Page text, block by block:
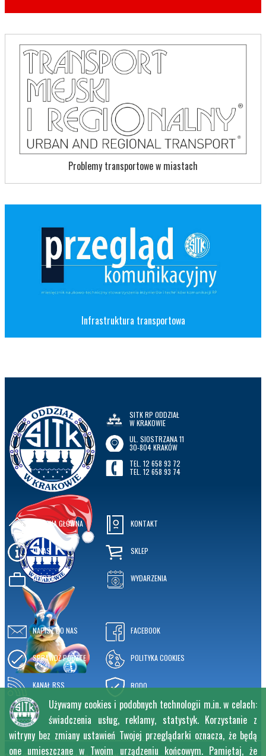
Problemy transportowe w miastach
Infrastruktura transportowa
SITK RP ODDZIAŁ
W KRAKOWIE
UL. SIOSTRZANA 11
30-804 KRAKÓW
TEL. 12 658 93 72
TEL. 12 658 93 74
STRONA GŁÓWNA
O NAS
OFERTA
KONTAKT
SKLEP
WYDARZENIA
NAPISZ DO NAS
SPRAWDŹ POCZTĘ
KANAŁ RSS
FACEBOOK
POLITYKA COOKIES
RODO
Używamy cookies i podobnych technologii m.in. w celach:
świadczenia usług, reklamy, statystyk. Korzystanie z
witryny bez zmiany ustawień Twojej przeglądarki oznacza, że będą
one umieszczane w Twoim urządzeniu końcowym. Pamiętaj, że